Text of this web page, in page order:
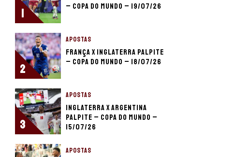
1
– Copa do Mundo – 19/07/26
2
APOSTAS
França x Inglaterra palpite
– Copa do Mundo – 18/07/26
3
APOSTAS
Inglaterra x Argentina
palpite – Copa do Mundo –
15/07/26
APOSTAS